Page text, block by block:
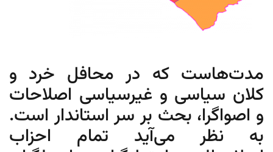
مدت‌هاست که در محافل خرد و
کلان سیاسی و غیرسیاسی اصلاحات
و اصواگرا، بحث بر سر استاندار است.
به نظر می‌آید تمام احزاب